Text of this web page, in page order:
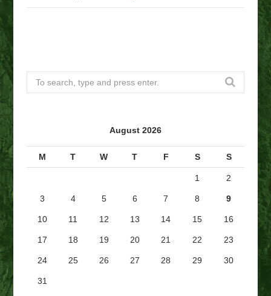
e
f
August 2026
M T W T F S S
1 2
3 4 5 6 7 8 9
10 11 12 13 14 15 16
17 18 19 20 21 22 23
24 25 26 27 28 29 30
31